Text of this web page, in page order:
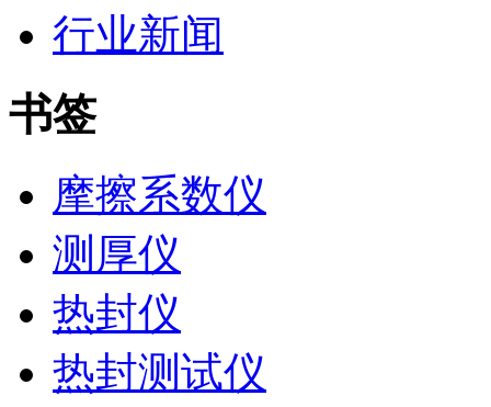
行业新闻
书签
摩擦系数仪
测厚仪
热封仪
热封测试仪